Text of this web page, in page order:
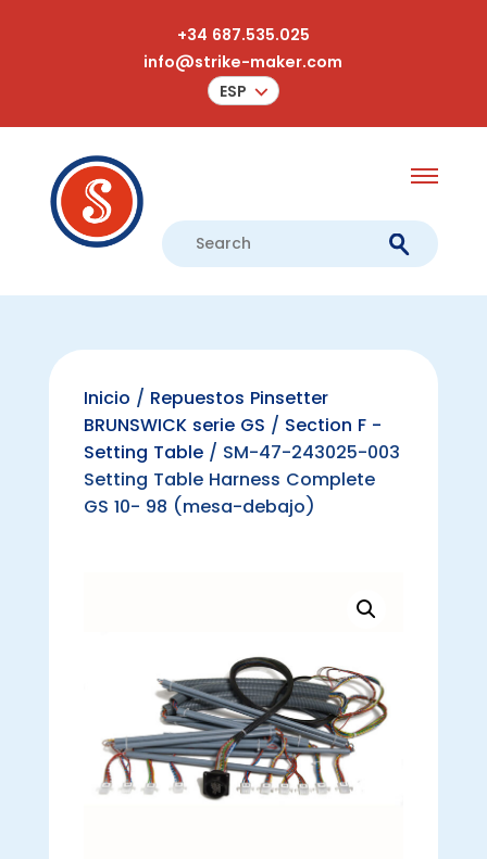
+34 687.535.025
info@strike-maker.com
ESP
Inicio / Repuestos Pinsetter
BRUNSWICK serie GS / Section F -
Setting Table/ SM-47-243025-003
Setting Table Harness Complete
GS 10- 98 (mesa-debajo)